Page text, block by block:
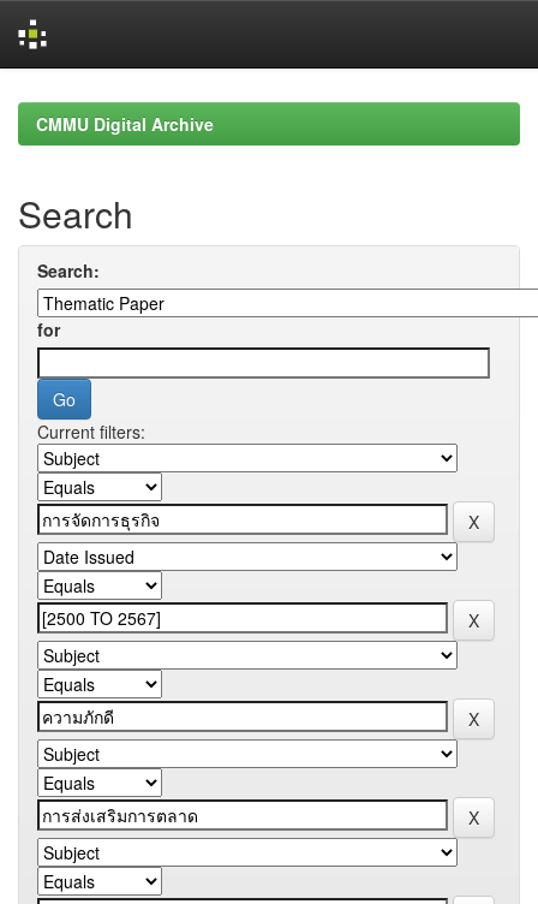
navigationCMMU Digital Archive
Search
Search:
for
Current filters: